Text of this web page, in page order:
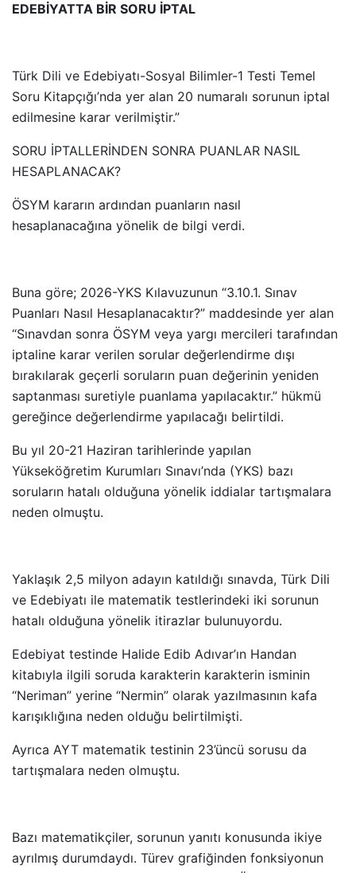
EDEBİYATTA BİR SORU İPTAL
Türk Dili ve Edebiyatı-Sosyal Bilimler-1 Testi Temel
Soru Kitapçığı’nda yer alan 20 numaralı sorunun iptal
edilmesine karar verilmiştir.”
SORU İPTALLERİNDEN SONRA PUANLAR NASIL
HESAPLANACAK?
ÖSYM kararın ardından puanların nasıl
hesaplanacağına yönelik de bilgi verdi.
Buna göre; 2026-YKS Kılavuzunun “3.10.1. Sınav
Puanları Nasıl Hesaplanacaktır?” maddesinde yer alan
“Sınavdan sonra ÖSYM veya yargı mercileri tarafından
iptaline karar verilen sorular değerlendirme dışı
bırakılarak geçerli soruların puan değerinin yeniden
saptanması suretiyle puanlama yapılacaktır.” hükmü
gereğince değerlendirme yapılacağı belirtildi.
Bu yıl 20-21 Haziran tarihlerinde yapılan
Yükseköğretim Kurumları Sınavı’nda (YKS) bazı
soruların hatalı olduğuna yönelik iddialar tartışmalara
neden olmuştu.
Yaklaşık 2,5 milyon adayın katıldığı sınavda, Türk Dili
ve Edebiyatı ile matematik testlerindeki iki sorunun
hatalı olduğuna yönelik itirazlar bulunuyordu.
Edebiyat testinde Halide Edib Adıvar’ın Handan
kitabıyla ilgili soruda karakterin karakterin isminin
“Neriman” yerine “Nermin” olarak yazılmasının kafa
karışıklığına neden olduğu belirtilmişti.
Ayrıca AYT matematik testinin 23’üncü sorusu da
tartışmalara neden olmuştu.
Bazı matematikçiler, sorunun yanıtı konusunda ikiye
ayrılmış durumdaydı. Türev grafiğinden fonksiyonun